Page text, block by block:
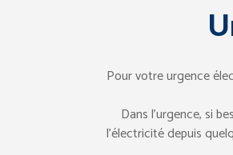
Pour votre urgence
Dans l’urgence, si
l’électricité depuis